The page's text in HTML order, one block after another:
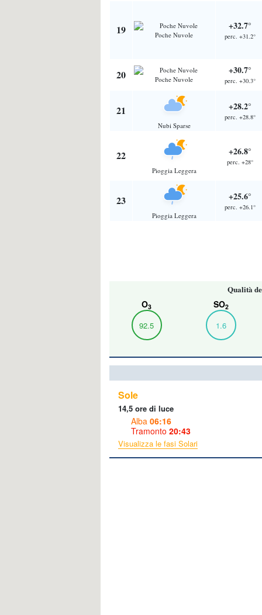
19 Poche Nuvole
+32.7°
perc. +31.2°
20 Poche Nuvole
+30.7°
perc. +30.3°
21
Nubi Sparse
+28.2°
perc. +28.8°
22
Pioggia Leggera
+26.8°
perc. +28°
23
Pioggia Leggera
+25.6°
perc. +26.1°
Qualità
O3
92.5
SO2
1.6
Sole
14,5 ore di luce
Alba 06:16
Tramonto 20:43
Visualizza le fasi Solari